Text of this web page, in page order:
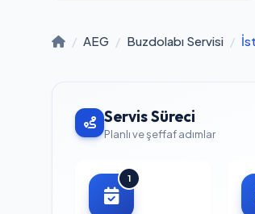
/ AEG / Buzdolabı Servisi /
Servis Süreci
Planlı ve şeffaf adımlar
1